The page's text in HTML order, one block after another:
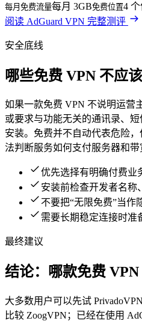
每月免费流量每月 3GB免费位置4
阅读 AdGuard VPN 完整测评
安全底线
哪些免费 VPN 不应该
如果一款免费 VPN 不说明运营
或要求与功能无关的通讯录、
安装。免费并不自动代表危险
法判断服务如何支付服务器和带
优先选择有明确付费业
安装前检查开发者名称
不要把“无限免费”当作
需要长期稳定连接时准
最终建议
结论：哪款免费 VPN
大多数用户可以先试
比较 ZoogVPN；已经在使用